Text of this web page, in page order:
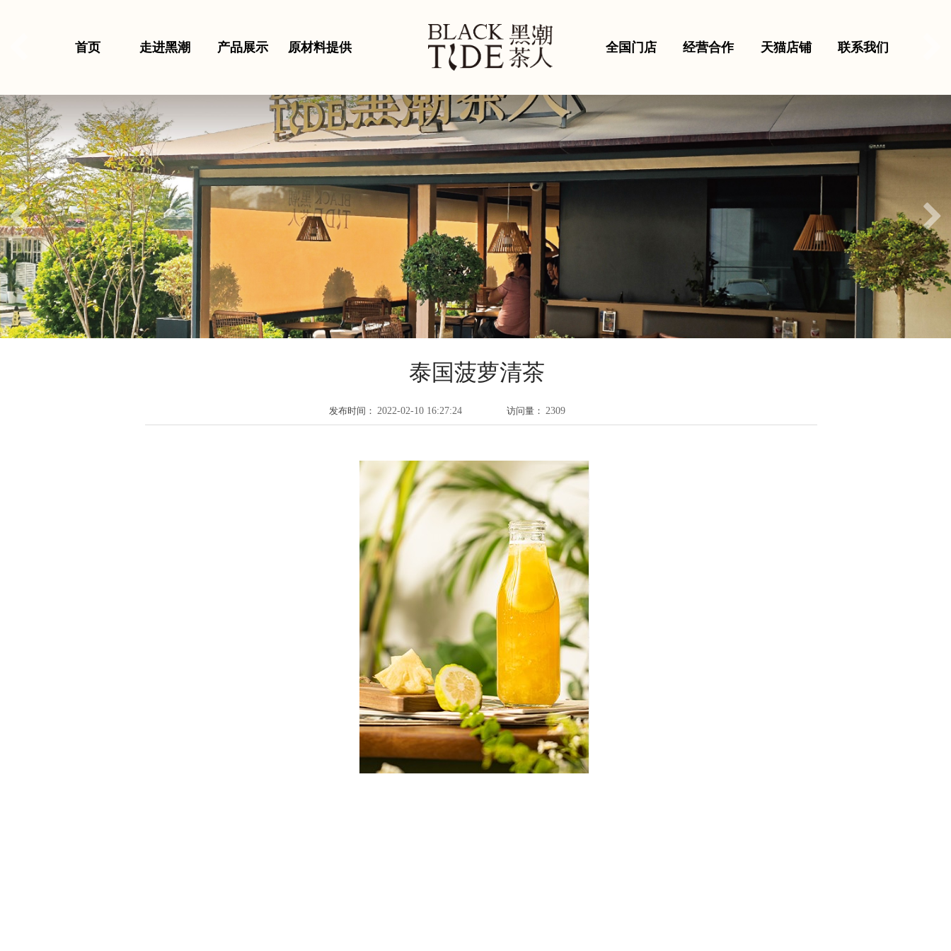
首页 走进黑潮 产品展示 原材料提供 全国门店 经营合作 天猫店铺 联系我们
泰国菠萝清茶
发布时间： 2022-02-10 16:27:24 访问量： 2309